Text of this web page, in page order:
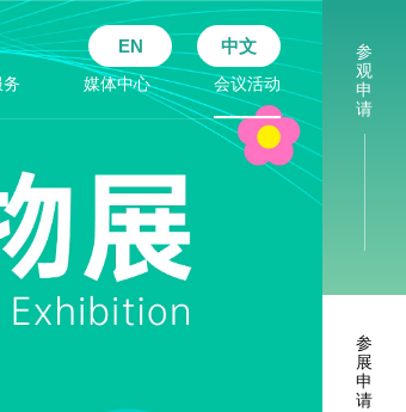
参
观
申
请
参
展
申
请
EN 中文
媒体中心 会议活动